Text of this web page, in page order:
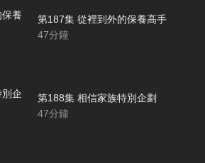
第187集 從裡到外的保養高手
47分鐘
第188集 相信家族特別企劃
47分鐘